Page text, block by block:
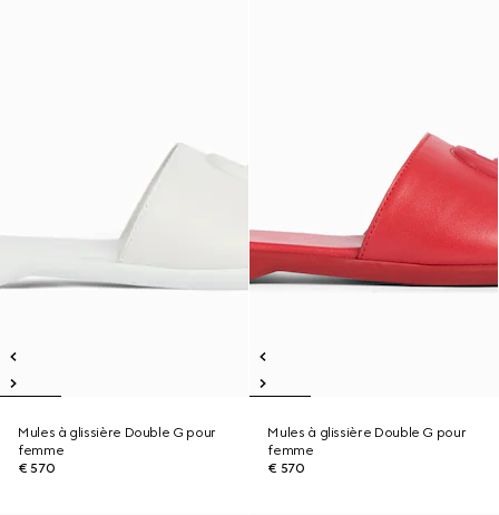
Mules à glissière Double G pour
femme
€ 570
Mules à glissière Double G pour
femme
€ 570